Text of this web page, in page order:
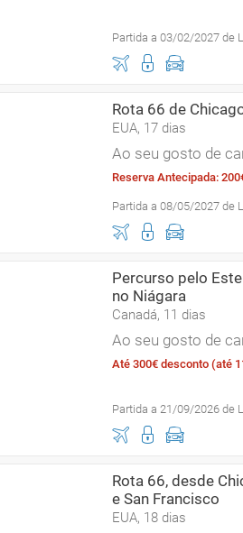
Partida a 03/02/2027 de
Rota 66 de
EUA, 17 dias
Ao seu gosto de
Reserva Antecipada:
Partida a 08/05/2027 de
Percurso pelo
no Niágara
Canadá, 11 dias
Ao seu gosto de
Até 300€ desconto (até
Partida a 21/09/2026 de
Rota 66, desde
e San Francisco
EUA, 18 dias